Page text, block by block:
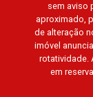
sem aviso
aproximado,
de alteração
imóvel
rotatividade.
em